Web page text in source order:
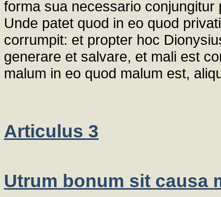
forma sua necessario
Unde patet quod in eo quod
corrumpit: et propter hoc
generare et salvare, et mali est
malum in eo quod malum est,
Articulus 3
Utrum bonum sit causa